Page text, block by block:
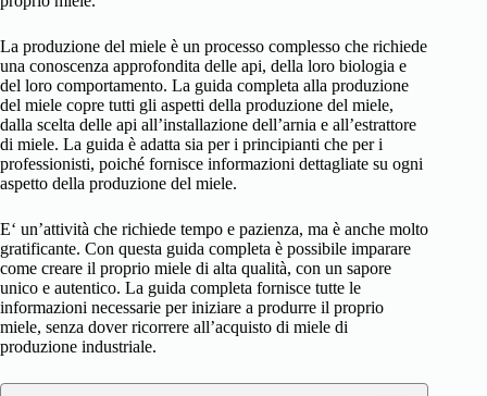
La produzione del miele è un processo complesso che richiede
una conoscenza approfondita delle api, della loro biologia e
del loro comportamento. La guida completa alla produzione
del miele copre tutti gli aspetti della produzione del miele,
dalla scelta delle api all’installazione dell’arnia e all’estrattore
di miele. La guida è adatta sia per i principianti che per i
professionisti, poiché fornisce informazioni dettagliate su ogni
aspetto della produzione del miele.
E‘ un’attività che richiede tempo e pazienza, ma è anche molto
gratificante. Con questa guida completa è possibile imparare
come creare il proprio miele di alta qualità, con un sapore
unico e autentico. La guida completa fornisce tutte le
informazioni necessarie per iniziare a produrre il proprio
miele, senza dover ricorrere all’acquisto di miele di
produzione industriale.